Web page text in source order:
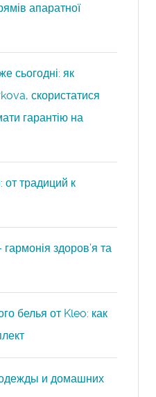
апаратної
сьогодні: як
скористатися
гарантію на
традиций к
здоров’я та
белья от Kleo: как
одежды и домашних